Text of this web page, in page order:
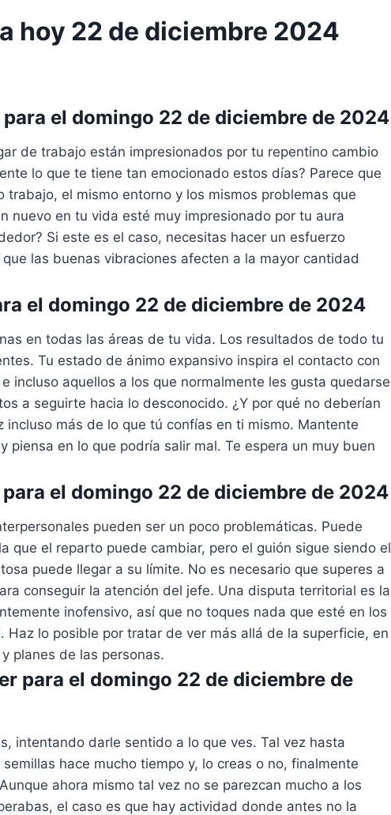
hoy 22 de diciembre 2024
el domingo 22 de diciembre de 2024
de trabajo están impresionados por tu repentino cambio
lo que te tiene tan emocionado estos días? Parece que
trabajo, el mismo entorno y los mismos problemas que
nuevo en tu vida esté muy impresionado por tu aura
Si este es el caso, necesitas hacer un esfuerzo
las buenas vibraciones afecten a la mayor cantidad
el domingo 22 de diciembre de 2024
en todas las áreas de tu vida. Los resultados de todo tu
Tu estado de ánimo expansivo inspira el contacto con
incluso aquellos a los que normalmente les gusta quedarse
a seguirte hacia lo desconocido. ¿Y por qué no deberían
incluso más de lo que tú confías en ti mismo. Mantente
piensa en lo que podría salir mal. Te espera un muy buen
el domingo 22 de diciembre de 2024
pueden ser un poco problemáticas. Puede
que el reparto puede cambiar, pero el guión sigue siendo el
puede llegar a su límite. No es necesario que superes a
conseguir la atención del jefe. Una disputa territorial es la
inofensivo, así que no toques nada que esté en los
Haz lo posible por tratar de ver más allá de la superficie, en
planes de las personas.
para el domingo 22 de diciembre de
intentando darle sentido a lo que ves. Tal vez hasta
hace mucho tiempo y, lo creas o no, finalmente
ahora mismo tal vez no se parezcan mucho a los
el caso es que hay actividad donde antes no la